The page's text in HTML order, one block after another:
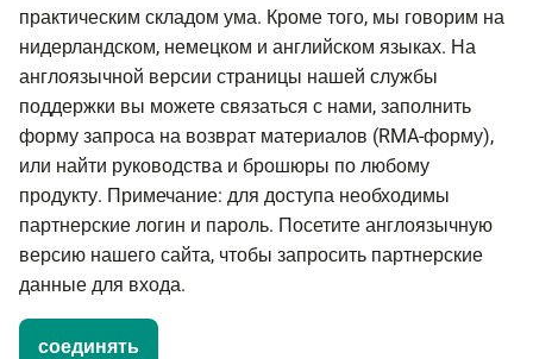
практическим складом ума. Кроме того, мы говорим на
нидерландском, немецком и английском языках. На
англоязычной версии страницы нашей службы
поддержки вы можете связаться с нами, заполнить
форму запроса на возврат материалов (RMA-форму),
или найти руководства и брошюры по любому
продукту. Примечание: для доступа необходимы
партнерские логин и пароль. Посетите англоязычную
версию нашего сайта, чтобы запросить партнерские
данные для входа.
соединять